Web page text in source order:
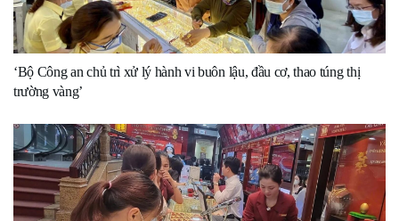
‘Bộ Công an chủ trì xử lý hành vi buôn lậu, đầu cơ, thao túng thị
trường vàng’